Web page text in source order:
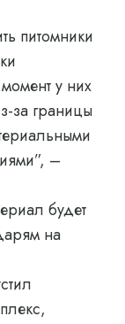
питомники
у них
за границы
–
будет
на